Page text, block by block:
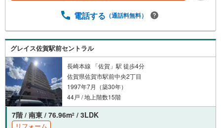
付トイレ・洗面台・洗濯機防水パン・建具〇フロアタイル
電話する （通話料無料）
グレイス佐賀駅前セントラル
長崎本線 「佐賀」駅 徒歩4分
佐賀県佐賀市駅前中央2丁目
1997年7月（築30年）
44戸 / 地上階数15階
7階 / 南東 / 76.96m2 / 3LDK
リフォーム